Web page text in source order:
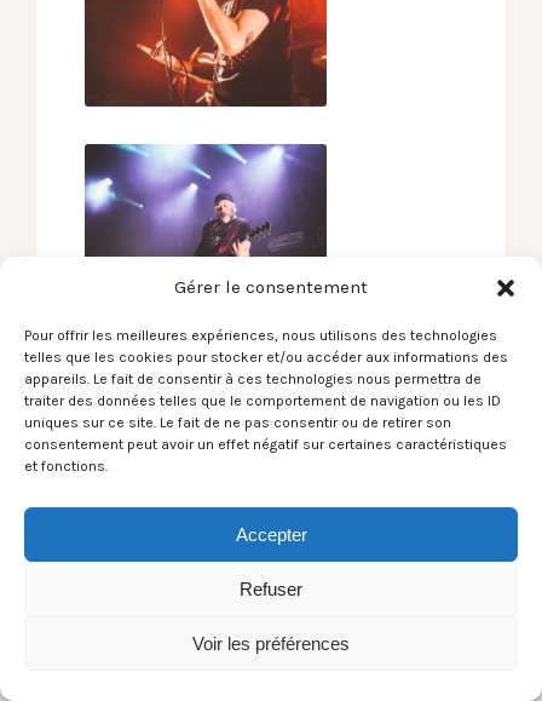
Gérer le consentement
Pour offrir les meilleures expériences, nous utilisons des technologies
telles que les cookies pour stocker et/ou accéder aux informations des
appareils. Le fait de consentir à ces technologies nous permettra de
traiter des données telles que le comportement de navigation ou les ID
uniques sur ce site. Le fait de ne pas consentir ou de retirer son
consentement peut avoir un effet négatif sur certaines caractéristiques
et fonctions.
Accepter
Refuser
Voir les préférences